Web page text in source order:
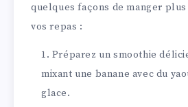
quelques façons de manger plus
vos repas :
Préparez un smoothie
mixant une banane avec du
glace.